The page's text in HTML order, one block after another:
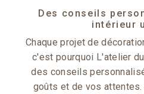
Des conseils
intérieur
Chaque projet de
c'est pourquoi L'atelier
des conseils
goûts et de vos